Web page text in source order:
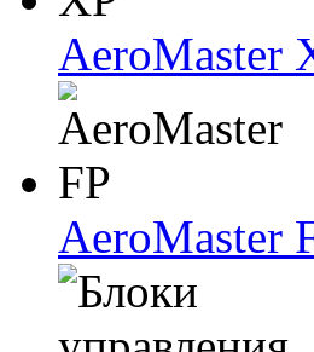
AeroMaster
AeroMaster